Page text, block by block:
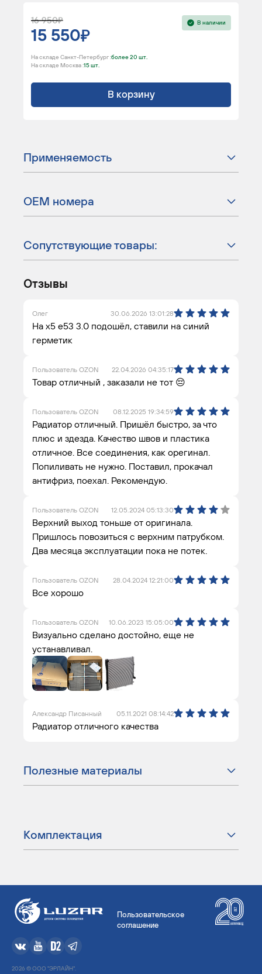
16 950
15 550
В наличии
На складе Санкт-Петербург :более 20 шт.
На складе Москва :15 шт.
В корзину
Применяемость
ОЕМ номера
Сопутствующие товары:
Отзывы
Олег 30.06.2026 13:01:28
На х5 е53 3.0 подошёл, ставили на синий
герметик
Пользователь OZON 22.04.2026 04:35:17
Товар отличный , заказали не тот 😔
Пользователь OZON 08.12.2025 19:34:59
Радиатор отличный. Пришёл быстро, за что
плюс и здезда. Качество швов и пластика
отличное. Все соединения, как орегинал.
Попиливать не нужно. Поставил, прокачал
антифриз, поехал. Рекомендую.
Пользователь OZON 12.05.2024 05:13:30
Верхний выход тоньше от оригинала.
Пришлось повозиться с верхним патрубком.
Два месяца эксплуатации пока не потек.
Пользователь OZON 28.04.2024 12:21:00
Все хорошо
Пользователь OZON 10.06.2023 15:05:00
Визуально сделано достойно, еще не
устанавливал.
Александр Писанный 05.11.2021 08:14:42
Радиатор отличного качества
Полезные материалы
Комплектация
Пользовательское
соглашение
2026 © ООО "ЭРЛАЙН".